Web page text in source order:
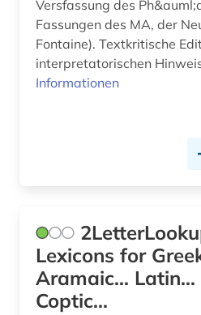
fragment (5)
francesco (1)
frankreich (1)
frühdruck (2)
frühe neuzeit (2)
frühes christentum (1)
Versfassung des
Fassungen des MA, der
Fontaine). Textkritische
interpretatorischen
Informationen
2LetterLookup -
Lexicons for
Aramaic... Latin...
Coptic...